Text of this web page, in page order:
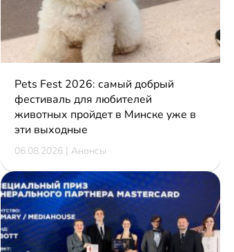
Pets Fest 2026: самый добрый
фестиваль для любителей
животных пройдет в Минске уже в
эти выходные
06.08.2026 | Анонсы